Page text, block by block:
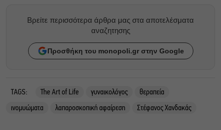
Βρείτε περισσότερα άρθρα μας στα αποτελέσματα
αναζητησης
Προσθήκη του monopoli.gr στην Google
TAGS: The Art of Life γυναικολόγος
θεραπεία
ινομυώματα
λαπαροσκοπική αφαίρεση Στέφανος Χανδακάς